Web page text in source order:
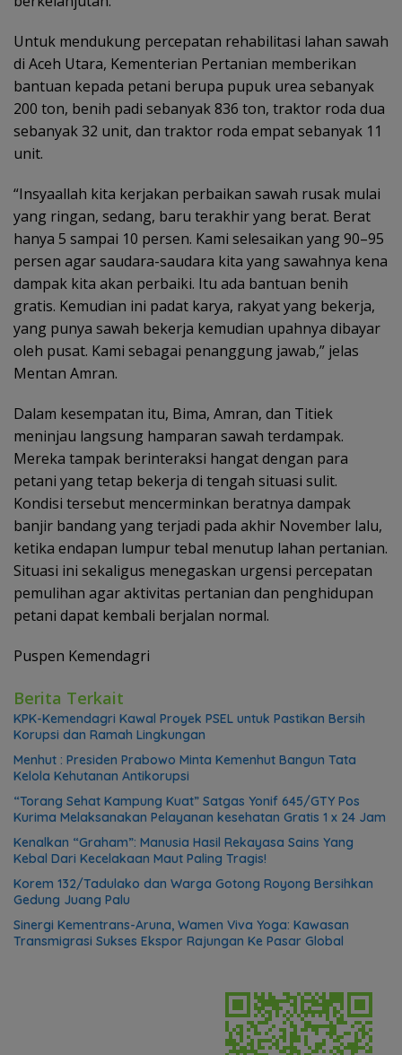
Untuk mendukung percepatan rehabilitasi lahan sawah
di Aceh Utara, Kementerian Pertanian memberikan
bantuan kepada petani berupa pupuk urea sebanyak
200 ton, benih padi sebanyak 836 ton, traktor roda dua
sebanyak 32 unit, dan traktor roda empat sebanyak 11
unit.
“Insyaallah kita kerjakan perbaikan sawah rusak mulai
yang ringan, sedang, baru terakhir yang berat. Berat
hanya 5 sampai 10 persen. Kami selesaikan yang 90–95
persen agar saudara-saudara kita yang sawahnya kena
dampak kita akan perbaiki. Itu ada bantuan benih
gratis. Kemudian ini padat karya, rakyat yang bekerja,
yang punya sawah bekerja kemudian upahnya dibayar
oleh pusat. Kami sebagai penanggung jawab,” jelas
Mentan Amran.
Dalam kesempatan itu, Bima, Amran, dan Titiek
meninjau langsung hamparan sawah terdampak.
Mereka tampak berinteraksi hangat dengan para
petani yang tetap bekerja di tengah situasi sulit.
Kondisi tersebut mencerminkan beratnya dampak
banjir bandang yang terjadi pada akhir November lalu,
ketika endapan lumpur tebal menutup lahan pertanian.
Situasi ini sekaligus menegaskan urgensi percepatan
pemulihan agar aktivitas pertanian dan penghidupan
petani dapat kembali berjalan normal.
Puspen Kemendagri
Berita Terkait
KPK-Kemendagri Kawal Proyek PSEL untuk Pastikan Bersih
Korupsi dan Ramah Lingkungan
Menhut : Presiden Prabowo Minta Kemenhut Bangun Tata
Kelola Kehutanan Antikorupsi
“Torang Sehat Kampung Kuat” Satgas Yonif 645/GTY Pos
Kurima Melaksanakan Pelayanan kesehatan Gratis 1 x 24 Jam
Kenalkan “Graham”: Manusia Hasil Rekayasa Sains Yang
Kebal Dari Kecelakaan Maut Paling Tragis!
Korem 132/Tadulako dan Warga Gotong Royong Bersihkan
Gedung Juang Palu
Sinergi Kementrans-Aruna, Wamen Viva Yoga: Kawasan
Transmigrasi Sukses Ekspor Rajungan Ke Pasar Global